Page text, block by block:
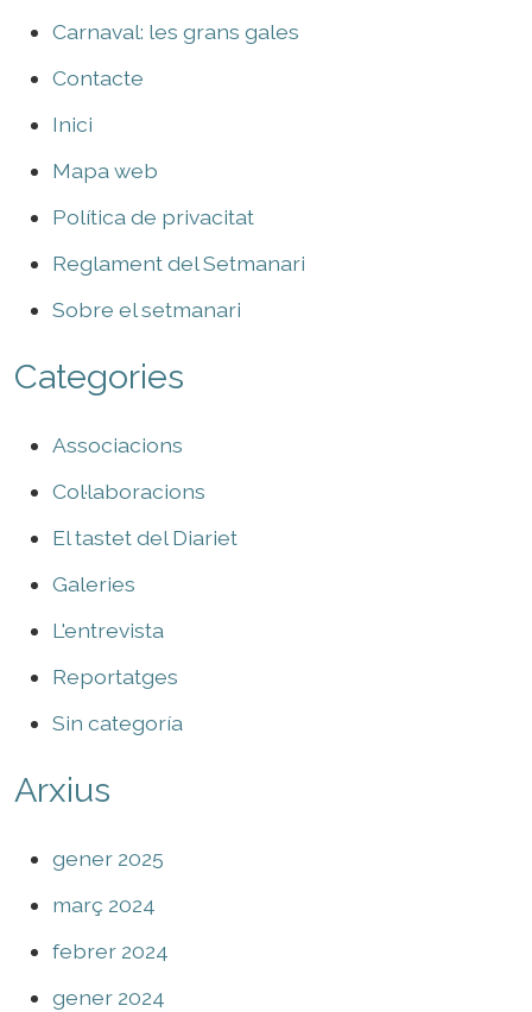
Carnaval: les grans gales
Contacte
Inici
Mapa web
Política de privacitat
Reglament del Setmanari
Sobre el setmanari
Categories
Associacions
Col·laboracions
El tastet del Diariet
Galeries
L'entrevista
Reportatges
Sin categoría
Arxius
gener 2025
març 2024
febrer 2024
gener 2024